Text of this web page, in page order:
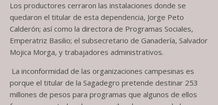
Los productores cerraron las instalaciones donde se
quedaron el titular de esta dependencia, Jorge Peto
Calderón; así como la directora de Programas Sociales,
Emperatriz Basilio; el subsecretario de Ganadería, Salvador
Mojica Morga, y trabajadores administrativos.
La inconformidad de las organizaciones campesinas es
porque el titular de la Sagadegro pretende destinar 253
millones de pesos para programas que algunos de ellos